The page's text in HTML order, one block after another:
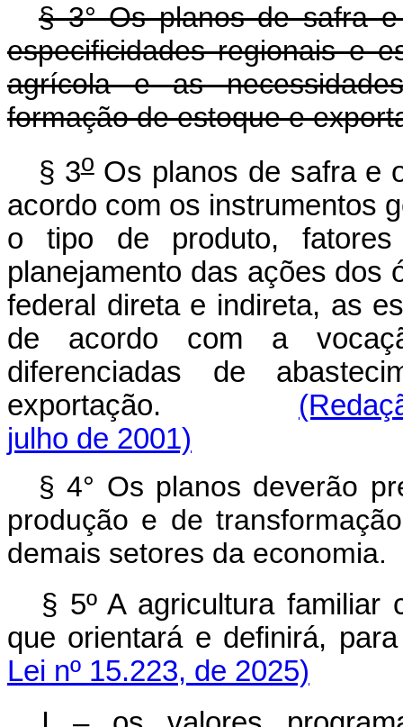
§ 3° Os planos de safra
especificidades regionais e
agrícola e as
formação de estoque e
§ 3oOs planos de safra e
acordo com os instrumentos
o tipo de produto, fatores
planejamento das ações dos
federal direta e indireta, as
de acordo com a
diferenciadas de
exportação.
julho de 2001)
§ 4° Os planos deverão
produção e de
demais setores da economia.
§ 5º A agricultura familiar
que orientará e definirá,
Lei nº 15.223, de 2025)